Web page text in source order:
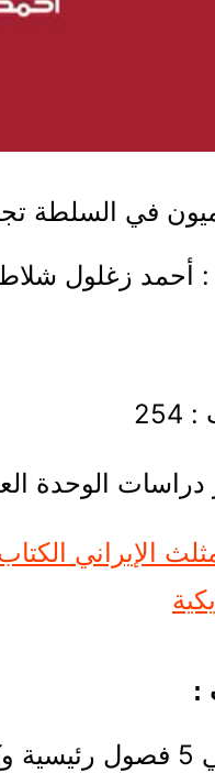
في السلطة
: أحمد زغلول
الوحدة
الإيراني
:
: